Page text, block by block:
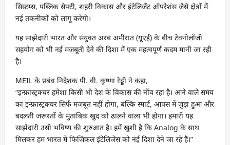
सिस्टम्स, पब्लिक सेफ्टी, शहरी विकास और इंटेलिजेंट ऑपरेशंस जैसे क्षेत्रों में
नई तकनीकों को लागू करेंगी।
यह साझेदारी भारत और संयुक्त अरब अमीरात (यूएई) के बीच टेक्नोलॉजी
सहयोग को भी नई मजबूती देने की दिशा में एक महत्वपूर्ण कदम मानी जा रही
है।
MEIL के प्रबंध निदेशक पी. वी. कृष्णा रेड्डी ने कहा,
“इन्फ्रास्ट्रक्चर हमेशा किसी भी देश के विकास की नींव रहा है। आने वाले समय
का इन्फ्रास्ट्रक्चर सिर्फ मजबूत नहीं होगा, बल्कि स्मार्ट, आपस में जुड़ा हुआ और
बदलती जरूरतों के मुताबिक खुद को ढालने वाला भी होगा। हमारी यह
साझेदारी उसी भविष्य की शुरुआत है। हमें खुशी है कि Analog के साथ
मिलकर हम भारत में फिजिकल इंटेलिजेंस को नई दिशा देने जा रहे हैं।”